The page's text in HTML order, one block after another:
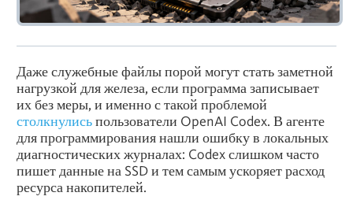
Даже служебные файлы порой могут стать заметной
нагрузкой для железа, если программа записывает
их без меры, и именно с такой проблемой
столкнулисьпользователи OpenAI Codex. В агенте
для программирования нашли ошибку в локальных
диагностических журналах: Codex слишком часто
пишет данные на SSD и тем самым ускоряет расход
ресурса накопителей.